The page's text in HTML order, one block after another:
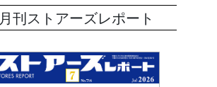
月刊ストアーズレポート